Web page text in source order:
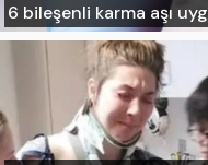
6 bileşenli karma aşı